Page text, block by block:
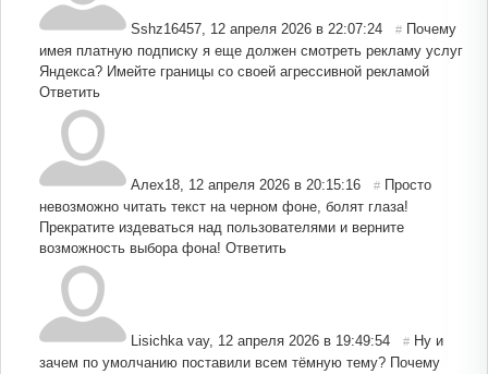
Sshz16457, 12 апреля 2026 в 22:07:24 # Почему
имея платную подписку я еще должен смотреть рекламу услуг
Яндекса? Имейте границы со своей агрессивной рекламой
Ответить
Алеx18, 12 апреля 2026 в 20:15:16 # Просто
невозможно читать текст на черном фоне, болят глаза!
Прекратите издеваться над пользователями и верните
возможность выбора фона! Ответить
Lisichka vay, 12 апреля 2026 в 19:49:54 # Ну и
зачем по умолчанию поставили всем тёмную тему? Почему